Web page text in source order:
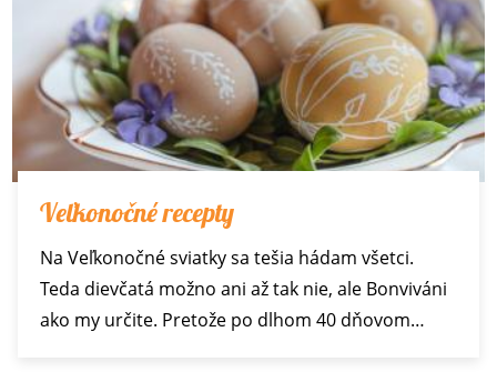
Veľkonočné recepty
Na Veľkonočné sviatky sa tešia hádam všetci.
Teda dievčatá možno ani až tak nie, ale Bonviváni
ako my určite. Pretože po dlhom 40 dňovom…